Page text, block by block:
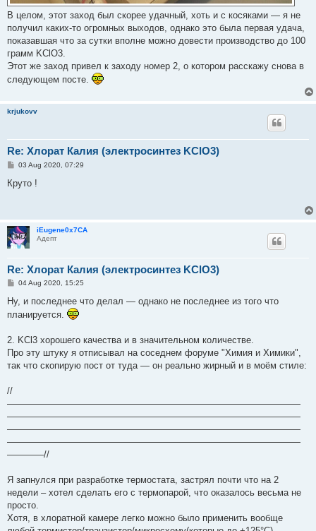
В целом, этот заход был скорее удачный, хоть и с косяками — я не
получил каких-то огромных выходов, однако это была первая удача,
показавшая что за сутки вполне можно довести производство до 100
грамм KClO3.
Этот же заход привел к заходу номер 2, о котором расскажу снова в
следующем посте.
krjukovv
Re: Хлорат Калия (электросинтез KClO3)
P
s
03 Aug 2020, 07:29
Круто !
iEugene0x7CA
Адепт
Re: Хлорат Калия (электросинтез KClO3)
P
s
t
04 Aug 2020, 15:25
Ну, и последнее что делал — однако не последнее из того что
планируется.
2. KCl3 хорошего качества и в значительном количестве.
Про эту штуку я отписывал на соседнем форуме "Химия и Химики",
так что скопирую пост от туда — он реально жирный и в моём стиле:
//
————————————————————————————————
————————————————————————————————
————————————————————————————————
————————————————————————————————
————//
Я запнулся при разработке термостата, застрял почти что на 2
недели – хотел сделать его с термопарой, что оказалось весьма не
просто.
Хотя, в хлоратной камере легко можно было применить вообще